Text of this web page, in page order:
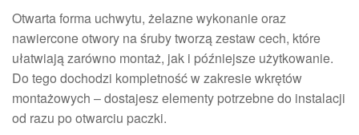
Otwarta forma uchwytu, żelazne wykonanie oraz
nawiercone otwory na śruby tworzą zestaw cech, które
ułatwiają zarówno montaż, jak i późniejsze użytkowanie.
Do tego dochodzi kompletność w zakresie wkrętów
montażowych – dostajesz elementy potrzebne do instalacji
od razu po otwarciu paczki.